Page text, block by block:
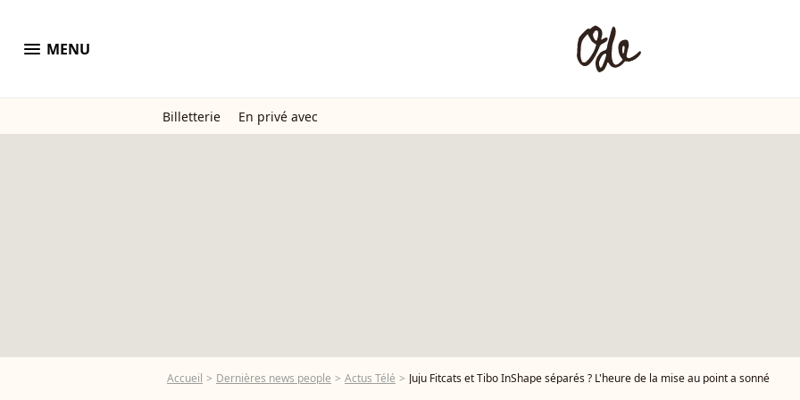
menu MENU
Billetterie En privé avec
Accueil Dernières news people Actus Télé Juju Fitcats et Tibo InShape séparés ? L'heure de la mise au point a sonné